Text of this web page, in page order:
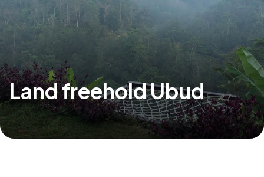
Land freehold Ubud